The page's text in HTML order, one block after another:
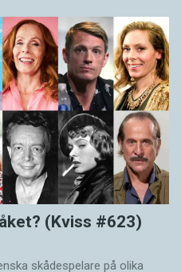
(Kviss #623)
skådespelare på olika